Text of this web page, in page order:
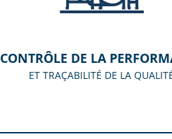
CONTRÔLE DE LA
ET TRAÇABILITÉ DE LA